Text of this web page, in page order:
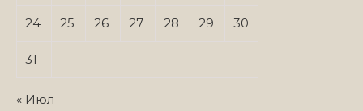
24 25 26 27 28 29 30
31
« Июл